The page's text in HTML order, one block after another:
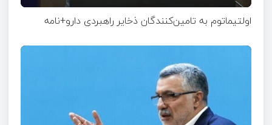
اولتیماتوم به تامین‌کنندگان ذخایر راهبردی دارو+نامه